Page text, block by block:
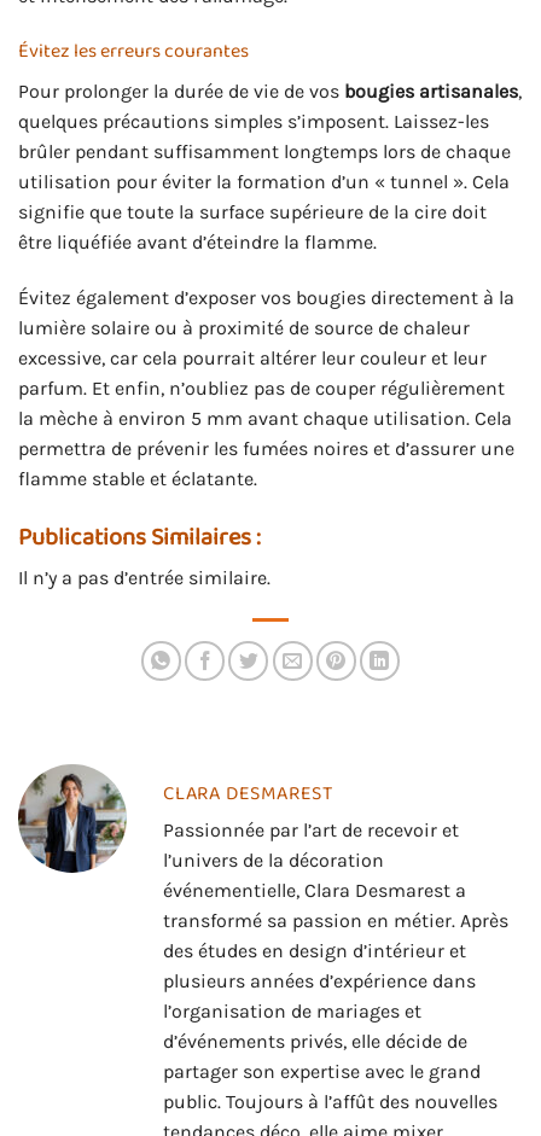
Évitez les erreurs courantes
Pour prolonger la durée de vie de vos bougies artisanales,
quelques précautions simples s’imposent. Laissez-les
brûler pendant suffisamment longtemps lors de chaque
utilisation pour éviter la formation d’un « tunnel ». Cela
signifie que toute la surface supérieure de la cire doit
être liquéfiée avant d’éteindre la flamme.
Évitez également d’exposer vos bougies directement à la
lumière solaire ou à proximité de source de chaleur
excessive, car cela pourrait altérer leur couleur et leur
parfum. Et enfin, n’oubliez pas de couper régulièrement
la mèche à environ 5 mm avant chaque utilisation. Cela
permettra de prévenir les fumées noires et d’assurer une
flamme stable et éclatante.
Publications Similaires :
Il n’y a pas d’entrée similaire.
CLARA DESMAREST
Passionnée par l’art de recevoir et
l’univers de la décoration
événementielle, Clara Desmarest a
transformé sa passion en métier. Après
des études en design d’intérieur et
plusieurs années d’expérience dans
l’organisation de mariages et
d’événements privés, elle décide de
partager son expertise avec le grand
public. Toujours à l’affût des nouvelles